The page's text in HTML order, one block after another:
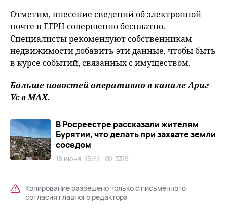
Отметим, внесение сведений об электронной
почте в ЕГРН совершенно бесплатно.
Специалисты рекомендуют собственникам
недвижимости добавить эти данные, чтобы быть
в курсе событий, связанных с имуществом.
Больше новостей оперативно в канале Ариг
Ус вMAХ.
В Росреестре рассказали жителям
Бурятии, что делать при захвате земли
соседом
18 июня, 15:41 3319
Копирование разрешено только с письменного
согласия главного редактора